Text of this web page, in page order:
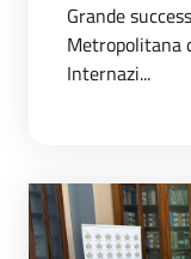
Grande
Metropolitana
Internazi...